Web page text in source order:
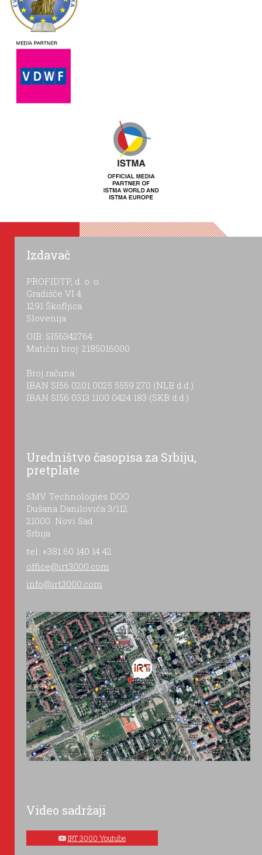
Izdavač
PROFIDTP, d. o. o.
Gradišče VI 4
1291 Škofljica
Slovenija
OIB: SI56342764
Matični broj: 2185016000
Broj računa:
IBAN SI56 0201 0025 5559 270 (NLB d.d.)
IBAN SI56 0313 1100 0424 183 (SKB d.d.)
Uredništvo časopisa za Srbiju,
pretplate
SMV Technologies DOO
Dušana Danilovića 3/112
21000 Novi Sad
Srbija
tel: +381 60 140 14 42
office@irt3000.com
info@irt3000.com
Video sadržaji
IRT 3000 Youtube